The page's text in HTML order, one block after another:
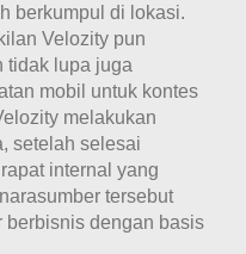
berkumpul di lokasi.
Velozity pun
tidak lupa juga
mobil untuk kontes
melakukan
setelah selesai
internal yang
tersebut
berbisnis dengan basis